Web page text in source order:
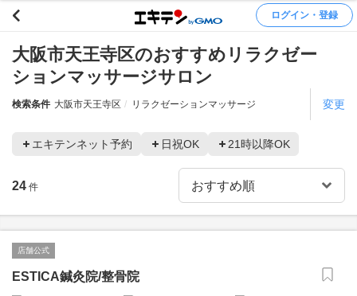
ログイン・登録
大阪市天王寺区のおすすめリラクゼー
ションマッサージサロン
検索条件 大阪市天王寺区 リラクゼーションマッサージ 変更
エキテンネット予約 日祝OK 21時以降OK
24 件
店舗公式
ESTICA鍼灸院/整骨院